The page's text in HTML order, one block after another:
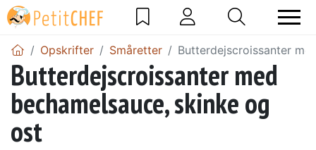
Opskrifter Småretter Butterdejscroissanter
Butterdejscroissanter med
bechamelsauce, skinke og
ost